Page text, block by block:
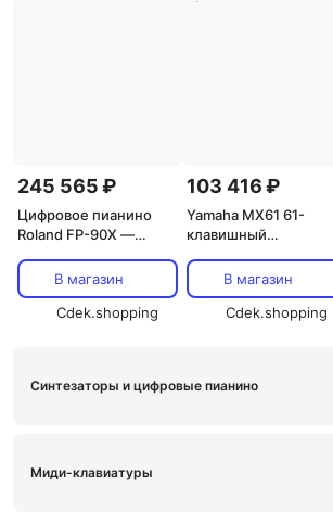
245 565 ₽
Цифровое пианино
Roland FP-90X —
В магазин
Cdek.shopping
103 416 ₽
Yamaha MX61 61-
клавишный
контроллер - черный
MX61 61-Key
Synthesizer/Controller
В магазин
Cdek.shopping
Синтезаторы и цифровые пианино
Миди-клавиатуры